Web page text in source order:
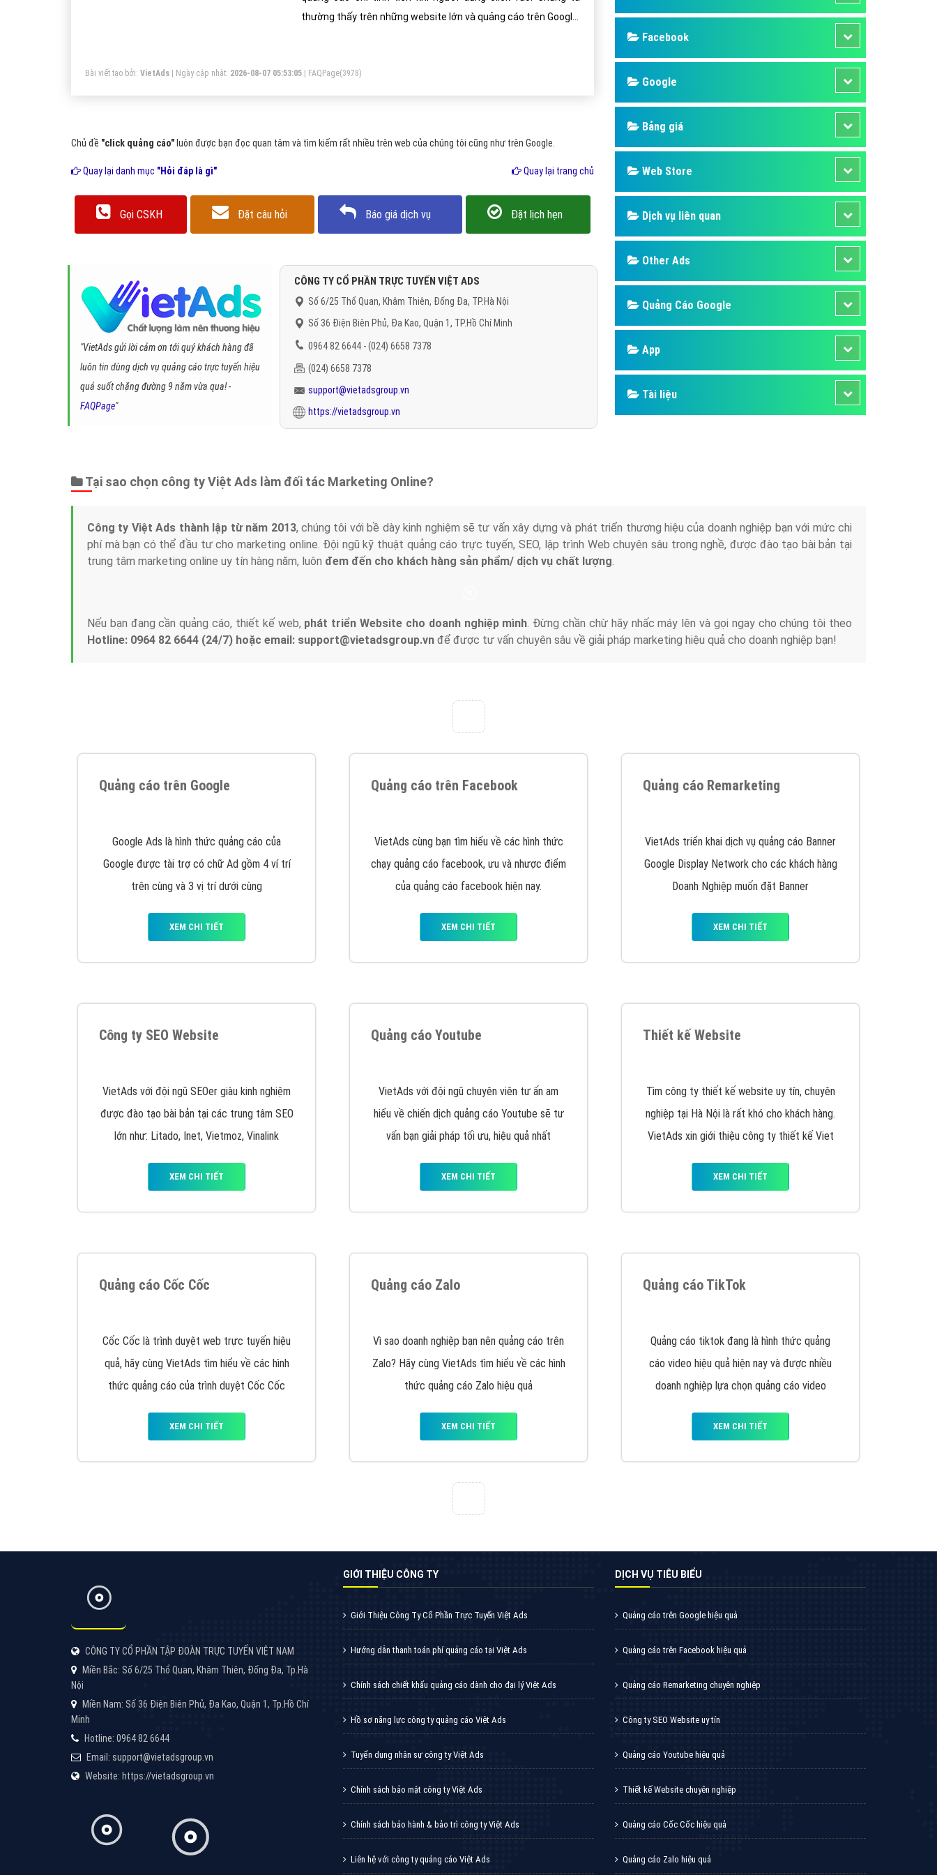
Hỏi đáp quảng cáo mobile
Hỏi đáp quảng cáo Online
Hỏi đáp quảng cáo Skype
Hỏi đáp Domain & Hosting
Hỏi đáp viết bài Marketing
Dịch vụ quảng cáo Zalo
Hỏi đáp quảng cáo Youtube
Thiết kế ứng dụng
Quảng cáo Cốc Cốc hiệu quả
Quảng cáo Zalo chuyên nghiệp
thường thấy trên những website lớn và quảng cáo trên Google.
công sức để tối ưu nó sao cho người đọc click vào thì bạn mới
kiếm được tiền.Để người đọc click vào quảng cáo không phải là
Bài viết tạo bởi: VietAds | Ngày cập nhật: 2026-08-07 05:53:05 FAQPage(3978)
Chủ đề "click quảng cáo" luôn được bạn đọc quan tâm và tìm kiếm rất nhiều trên web của chúng tôi cũng như trên Google.
Quay lại danh mục "Hỏi đáp là gì" Quay lại trang chủ
Gọi CSKH Đặt câu hỏi Báo giá dịch vụ Đặt lịch hẹn
"VietAds gửi lời cảm ơn tới quý khách hàng đã
luôn tin dùng dịch vụ quảng cáo trực tuyến hiệu
quả suốt chặng đường 9 năm vừa qua! -
FAQPage"
CÔNG TY CỔ PHẦN TRỰC TUYẾN VIỆT ADS
Số 6/25 Thổ Quan, Khâm Thiên, Đống Đa, TP.Hà Nội
Số 36 Điện Biên Phủ, Đa Kao, Quận 1, TP.Hồ Chí Minh
0964 82 6644 - (024) 6658 7378
(024) 6658 7378
support@vietadsgroup.vn
https://vietadsgroup.vn
Facebook
Google
Bảng giá
Web Store
Dịch vụ liên quan
Other Ads
Quảng Cáo Google
App
Tài liệu
Tại sao chọn công ty Việt Ads làm đối tác Marketing Online?
Công ty Việt Ads thành lập từ năm 2013, chúng tôi với bề dày kinh nghiệm sẽ tư vấn xây dựng và phát triển thương hiệu của doanh nghiệp bạn với mức chi
phí mà bạn có thể đầu tư cho marketing online. Đội ngũ kỹ thuật quảng cáo trực tuyến, SEO, lập trình Web chuyên sâu trong nghề, được đào tạo bài bản tại
trung tâm marketing online uy tín hàng năm, luôn đem đến cho khách hàng sản phẩm/ dịch vụ chất lượng.
Nếu bạn đang cần quảng cáo, thiết kế web, phát triển Website cho doanh nghiệp mình. Đừng chần chừ hãy nhấc máy lên và gọi ngay cho chúng tôi theo
Hotline: 0964 82 6644 (24/7) hoặc email: support@vietadsgroup.vn để được tư vấn chuyên sâu về giải pháp marketing hiệu quả cho doanh nghiệp bạn!
Quảng cáo trên Google
Google Ads là hình thức quảng cáo của
Google được tài trợ có chữ Ad gồm 4 ví trí
trên cùng và 3 vị trí dưới cùng
XEM CHI TIẾT
Quảng cáo trên Facebook
VietAds cùng bạn tìm hiểu về các hình thức
chạy quảng cáo facebook, ưu và nhược điểm
của quảng cáo facebook hiện nay.
XEM CHI TIẾT
Quảng cáo Remarketing
VietAds triển khai dịch vụ quảng cáo Banner
Google Display Network cho các khách hàng
Doanh Nghiệp muốn đặt Banner
XEM CHI TIẾT
Công ty SEO Website
VietAds với đội ngũ SEOer giàu kinh nghiệm
được đào tạo bài bản tại các trung tâm SEO
lớn như: Litado, Inet, Vietmoz, Vinalink
XEM CHI TIẾT
Quảng cáo Youtube
VietAds với đội ngũ chuyên viên tư ấn am
hiểu về chiến dịch quảng cáo Youtube sẽ tư
vấn bạn giải pháp tối ưu, hiệu quả nhất
XEM CHI TIẾT
Thiết kế Website
Tìm công ty thiết kế website uy tín, chuyên
nghiệp tại Hà Nội là rất khó cho khách hàng.
VietAds xin giới thiệu công ty thiết kế Viet
XEM CHI TIẾT
Quảng cáo Cốc Cốc
Cốc Cốc là trình duyệt web trực tuyến hiệu
quả, hãy cùng VietAds tìm hiểu về các hình
thức quảng cáo của trình duyệt Cốc Cốc
XEM CHI TIẾT
Quảng cáo Zalo
Vì sao doanh nghiệp bạn nên quảng cáo trên
Zalo? Hãy cùng VietAds tìm hiểu về các hình
thức quảng cáo Zalo hiệu quả
XEM CHI TIẾT
Quảng cáo TikTok
Quảng cáo tiktok đang là hình thức quảng
cáo video hiệu quả hiện nay và được nhiều
doanh nghiệp lựa chọn quảng cáo video
XEM CHI TIẾT
CÔNG TY CỔ PHẦN TẬP ĐOÀN TRỰC TUYẾN VIỆT NAM
Miền Bắc: Số 6/25 Thổ Quan, Khâm Thiên, Đống Đa, Tp.Hà
Nội
Miền Nam: Số 36 Điện Biên Phủ, Đa Kao, Quận 1, Tp.Hồ Chí
Minh
Hotline: 0964 82 6644
Email: support@vietadsgroup.vn
Website: https://vietadsgroup.vn
GIỚI THIỆU CÔNG TY
Giới Thiệu Công Ty Cổ Phần Trực Tuyến Việt Ads
Hướng dẫn thanh toán phí quảng cáo tại Việt Ads
Chính sách chiết khấu quảng cáo dành cho đại lý Việt Ads
Hồ sơ năng lực công ty quảng cáo Việt Ads
Tuyển dụng nhân sự công ty Việt Ads
Chính sách bảo mật công ty Việt Ads
Chính sách bảo hành & bảo trì công ty Việt Ads
Liên hệ với công ty quảng cáo Việt Ads
DỊCH VỤ TIÊU BIỂU
Quảng cáo trên Google hiệu quả
Quảng cáo trên Facebook hiệu quả
Quảng cáo Remarketing chuyên nghiệp
Công ty SEO Website uy tín
Quảng cáo Youtube hiệu quả
Thiết kế Website chuyên nghiệp
Quảng cáo Cốc Cốc hiệu quả
Quảng cáo Zalo hiệu quả